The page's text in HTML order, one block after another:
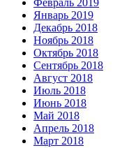
Февраль 2019
Январь 2019
Декабрь 2018
Ноябрь 2018
Октябрь 2018
Сентябрь 2018
Август 2018
Июль 2018
Июнь 2018
Май 2018
Апрель 2018
Март 2018